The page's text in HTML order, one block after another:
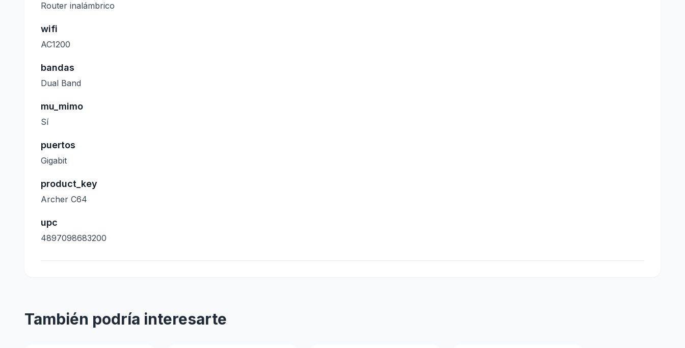
Router inalámbrico
wifi
AC1200
bandas
Dual Band
mu_mimo
Sí
puertos
Gigabit
product_key
Archer C64
upc
4897098683200
También podría interesarte